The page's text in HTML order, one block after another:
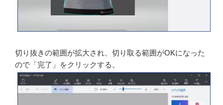
他にも切り抜きの対象から除外されている部分があるの
で、同じ様に、マウスで【白線】を描きながら、範囲を